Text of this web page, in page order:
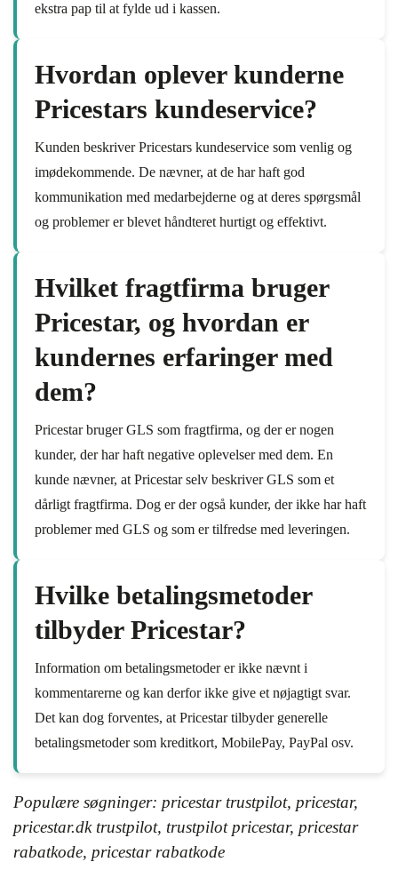
ekstra pap til at fylde ud i kassen.
Hvordan oplever kunderne
Pricestars kundeservice?
Kunden beskriver Pricestars kundeservice som venlig og
imødekommende. De nævner, at de har haft god
kommunikation med medarbejderne og at deres spørgsmål
og problemer er blevet håndteret hurtigt og effektivt.
Hvilket fragtfirma bruger
Pricestar, og hvordan er
kundernes erfaringer med
dem?
Pricestar bruger GLS som fragtfirma, og der er nogen
kunder, der har haft negative oplevelser med dem. En
kunde nævner, at Pricestar selv beskriver GLS som et
dårligt fragtfirma. Dog er der også kunder, der ikke har haft
problemer med GLS og som er tilfredse med leveringen.
Hvilke betalingsmetoder
tilbyder Pricestar?
Information om betalingsmetoder er ikke nævnt i
kommentarerne og kan derfor ikke give et nøjagtigt svar.
Det kan dog forventes, at Pricestar tilbyder generelle
betalingsmetoder som kreditkort, MobilePay, PayPal osv.
Populære søgninger: pricestar trustpilot, pricestar,
pricestar.dk trustpilot, trustpilot pricestar, pricestar
rabatkode, pricestar rabatkode